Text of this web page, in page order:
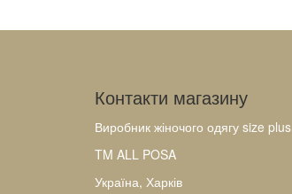
Контакти магазину
Виробник жіночого одягу size plus
TM ALL POSA
Україна, Харків